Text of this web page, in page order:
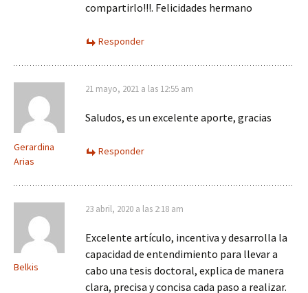
compartirlo!!!. Felicidades hermano
Responder
Gerardina
Arias
21 mayo, 2021 a las 12:55 am
Saludos, es un excelente aporte, gracias
Responder
Belkis
23 abril, 2020 a las 2:18 am
Excelente artículo, incentiva y desarrolla la
capacidad de entendimiento para llevar a
cabo una tesis doctoral, explica de manera
clara, precisa y concisa cada paso a realizar.